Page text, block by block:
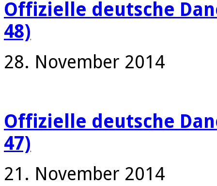
Offizielle deutsche
48)
28. November 2014
Offizielle deutsche
47)
21. November 2014